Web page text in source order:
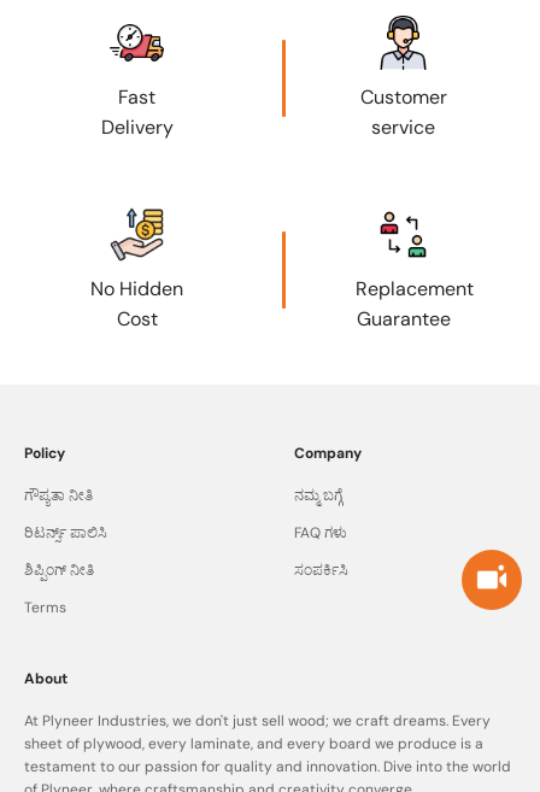
Fast
Delivery
Customer
service
No Hidden
Cost
Replacement
Guarantee
Policy
ಗೌಪ್ಯತಾ ನೀತಿ
ರಿಟರ್ನ್ಸ್ ಪಾಲಿಸಿ
ಶಿಪ್ಪಿಂಗ್ ನೀತಿ
Terms
Company
ನಮ್ಮ ಬಗ್ಗೆ
FAQ ಗಳು
ಸಂಪರ್ಕಿಸಿ
About
At Plyneer Industries, we don't just sell wood; we craft dreams. Every
sheet of plywood, every laminate, and every board we produce is a
testament to our passion for quality and innovation. Dive into the world